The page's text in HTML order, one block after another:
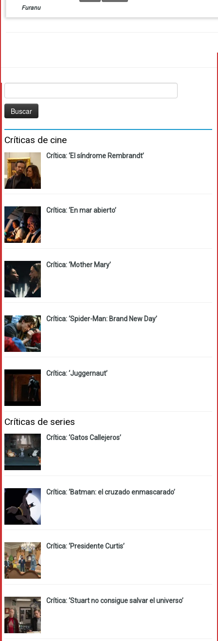
Furanu
Críticas de cine
Crítica: ‘El síndrome Rembrandt’
Crítica: ‘En mar abierto’
Crítica: ‘Mother Mary’
Crítica: ‘Spider-Man: Brand New Day’
Crítica: ‘Juggernaut’
Críticas de series
Crítica: ‘Gatos Callejeros’
Crítica: ‘Batman: el cruzado enmascarado’
Crítica: ‘Presidente Curtis’
Crítica: ‘Stuart no consigue salvar el universo’